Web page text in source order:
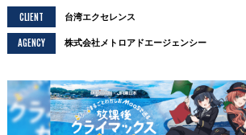
CLIENT
台湾エクセレンス
AGENCY 株式会社メトロアドエージェンシー